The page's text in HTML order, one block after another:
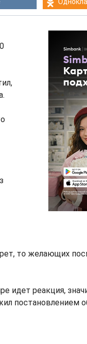
то желающих
идет реакция,
постановлением